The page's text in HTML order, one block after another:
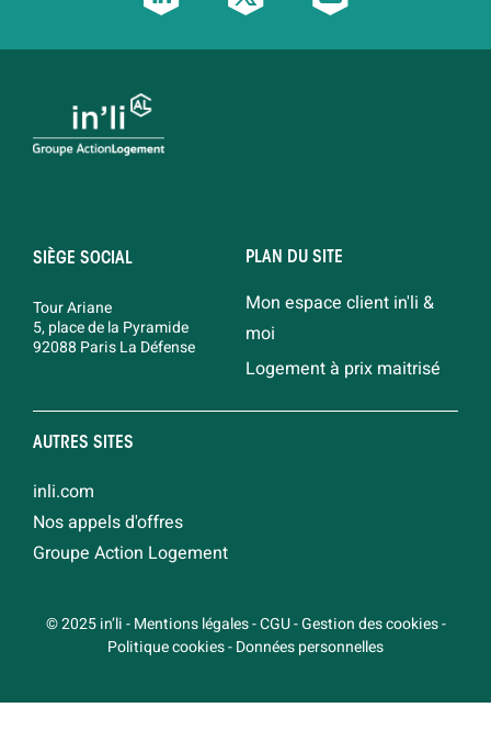
SIÈGE SOCIAL
Tour Ariane
5, place de la Pyramide
92088 Paris La Défense
PLAN DU SITE
Mon espace client in'li &
moi
Logement à prix maitrisé
AUTRES SITES
inli.com
Nos appels d'offres
Groupe Action Logement
© 2025 in’li-Mentions légales-CGU-Gestion des cookies-
Politique cookies-Données personnelles